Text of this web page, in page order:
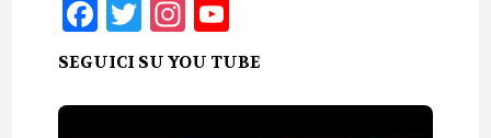
Facebook
TwitterInstagram
SEGUICI SU YOU TUBE